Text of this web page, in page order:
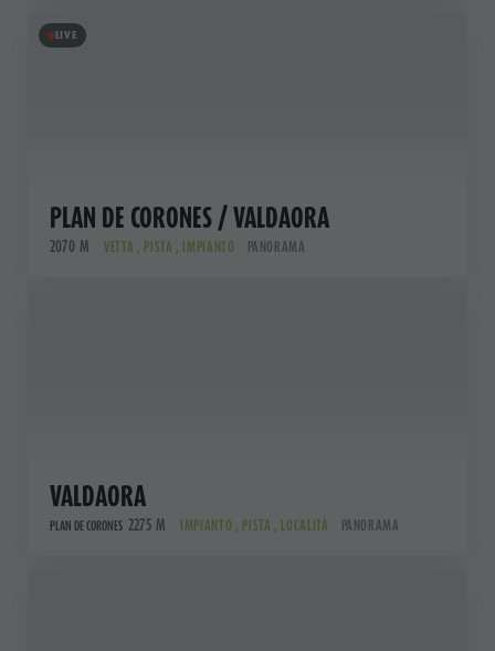
LIVE
PLAN DE CORONES / VALDAORA
2070 M VETTA , PISTA , IMPIANTO PANORAMA
VALDAORA
PLAN DE CORONES 2275 M IMPIANTO , PISTA , LOCALITÀ PANORAMA